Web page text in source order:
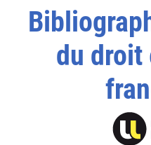
du droit